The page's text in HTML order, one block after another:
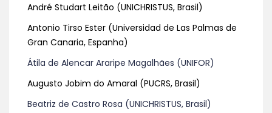
André Studart Leitão (UNICHRISTUS, Brasil)
Antonio Tirso Ester (Universidad de Las Palmas de
Gran Canaria, Espanha)
Átila de Alencar Araripe Magalhães (UNIFOR)
Augusto Jobim do Amaral (PUCRS, Brasil)
Beatriz de Castro Rosa (UNICHRISTUS, Brasil)